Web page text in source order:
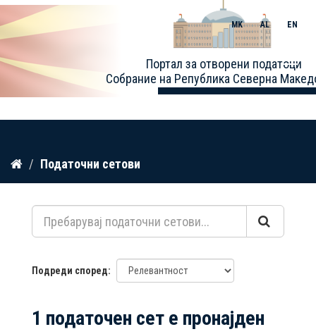
Прескокнете
содржина
Портал за отворени податоци
Собрание на Република Северна
MK AL EN
Toggle
Податочни сетови
Подреди според
1 податочен сет е пронајден